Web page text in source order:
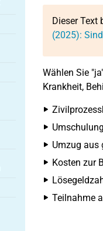
Dieser Text
(2025):
Wählen Sie
Krankheit,
Umzug aus
Kosten zur
Teilnahme